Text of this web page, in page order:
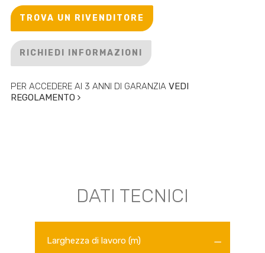
TROVA UN RIVENDITORE
RICHIEDI INFORMAZIONI
PER ACCEDERE AI 3 ANNI DI GARANZIA VEDI
REGOLAMENTO 
DATI TECNICI
Larghezza di lavoro (m)